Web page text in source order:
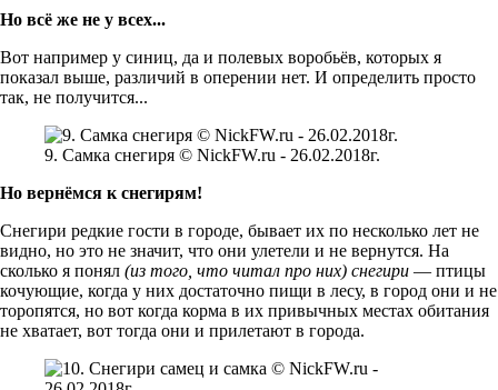
Но всё же не у всех...
Вот например у синиц, да и полевых воробьёв, которых я
показал выше, различий в оперении нет. И определить просто
так, не получится...
9. Самка снегиря © NickFW.ru - 26.02.2018г.
Но вернёмся к снегирям!
Снегири редкие гости в городе, бывает их по несколько лет не
видно, но это не значит, что они улетели и не вернутся. На
сколько я понял (из того, что читал про них) снегири — птицы
кочующие, когда у них достаточно пищи в лесу, в город они и не
торопятся, но вот когда корма в их привычных местах обитания
не хватает, вот тогда они и прилетают в города.